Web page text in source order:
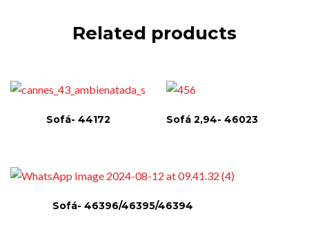
Related products
Sofá- 44172 Sofá 2,94- 46023
Sofá- 46396/46395/46394